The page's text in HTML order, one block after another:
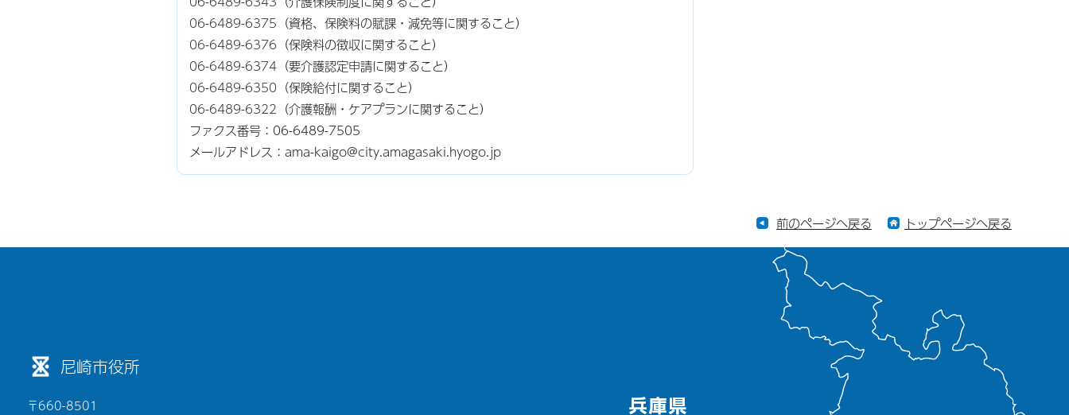
06-6489-6375 （資格、保険料の賦課・減免等に関すること）
06-6489-6376 （保険料の徴収に関すること）
06-6489-6374 （要介護認定申請に関すること）
06-6489-6350 （保険給付に関すること）
06-6489-6322 （介護報酬・ケアプランに関すること）
ファクス番号：06-6489-7505
メールアドレス：ama-kaigo@city.amagasaki.hyogo.jp
前のページへ戻る トップページへ戻る
尼崎市役所
〒660-8501